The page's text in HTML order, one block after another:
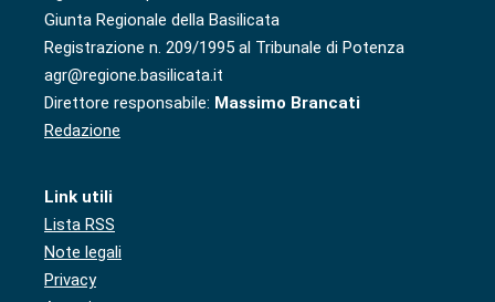
Giunta Regionale della Basilicata
Registrazione n. 209/1995 al Tribunale di Potenza
agr@regione.basilicata.it
Direttore responsabile: Massimo Brancati
Redazione
Link utili
Lista RSS
Note legali
Privacy